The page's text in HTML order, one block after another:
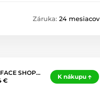
Záruka: 24 mesiacov
SHOP…
€
K nákupu